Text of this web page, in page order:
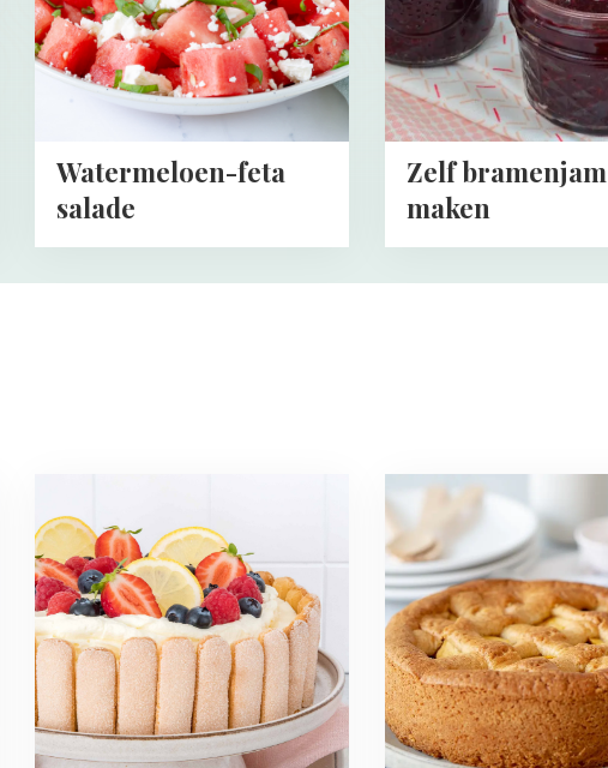
Watermeloen-feta
salade
Zelf bramenjam
maken
more
about
Lente
recepten
Read
more
about
Winter
recepten